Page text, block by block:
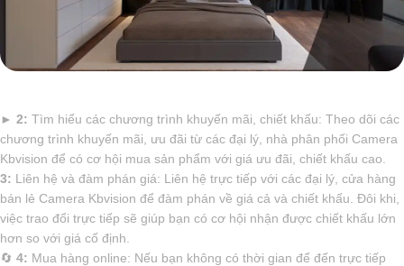
► 2: Tìm hiểu các chương trình khuyến mãi, chiết khấu: Theo dõi các
chương trình khuyến mãi, ưu đãi từ các đại lý, nhà phân phối Camera
Kbvision để có cơ hội mua sản phẩm với giá ưu đãi, chiết khấu cao.
3: Liên hệ và đàm phán giá: Liên hệ trực tiếp với các đại lý, cửa hàng
bán lẻ Camera Kbvision để đàm phán về giá cả và chiết khấu. Đôi khi,
việc trao đổi trực tiếp sẽ giúp bạn có cơ hội nhận được chiết khấu lớn
hơn so với giá cố định.
🔄 4: Mua hàng online: Nếu bạn không có thời gian để đến trực tiếp